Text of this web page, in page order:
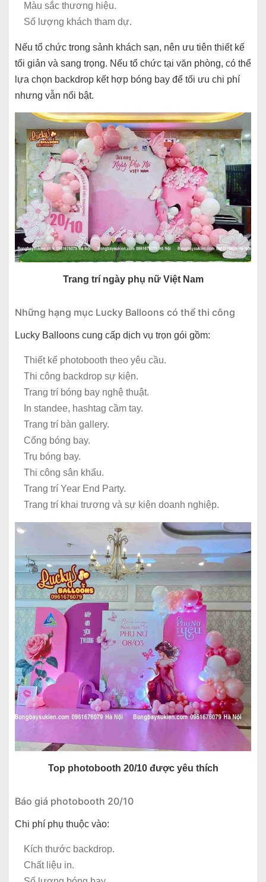
Màu sắc thương hiệu.
Số lượng khách tham dự.
Nếu tổ chức trong sảnh khách sạn, nên ưu tiên thiết kế
tối giản và sang trọng. Nếu tổ chức tại văn phòng, có thể
lựa chọn backdrop kết hợp bóng bay để tối ưu chi phí
nhưng vẫn nổi bật.
Trang trí ngày phụ nữ Việt Nam
Những hạng mục Lucky Balloons có thể thi công
Lucky Balloons cung cấp dịch vụ trọn gói gồm:
Thiết kế photobooth theo yêu cầu.
Thi công backdrop sự kiện.
Trang trí bóng bay nghệ thuật.
In standee, hashtag cầm tay.
Trang trí bàn gallery.
Cổng bóng bay.
Trụ bóng bay.
Thi công sân khấu.
Trang trí Year End Party.
Trang trí khai trương và sự kiện doanh nghiệp.
Top photobooth 20/10 được yêu thích
Báo giá photobooth 20/10
Chi phí phụ thuộc vào:
Kích thước backdrop.
Chất liệu in.